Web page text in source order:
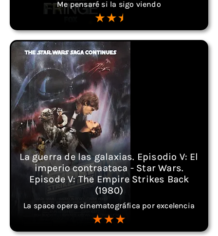
Me pensaré si la sigo viendo
La guerra de las galaxias. Episodio V: El
imperio contraataca - Star Wars.
Episode V: The Empire Strikes Back
(1980)
La space opera cinematográfica por excelencia